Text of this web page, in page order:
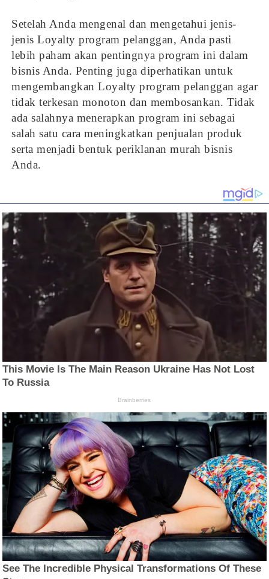
Setelah Anda mengenal dan mengetahui jenis-
jenis Loyalty program pelanggan, Anda pasti
lebih paham akan pentingnya program ini dalam
bisnis Anda. Penting juga diperhatikan untuk
mengembangkan Loyalty program pelanggan agar
tidak terkesan monoton dan membosankan. Tidak
ada salahnya menerapkan program ini sebagai
salah satu cara meningkatkan penjualan produk
serta menjadi bentuk periklanan murah bisnis
Anda.